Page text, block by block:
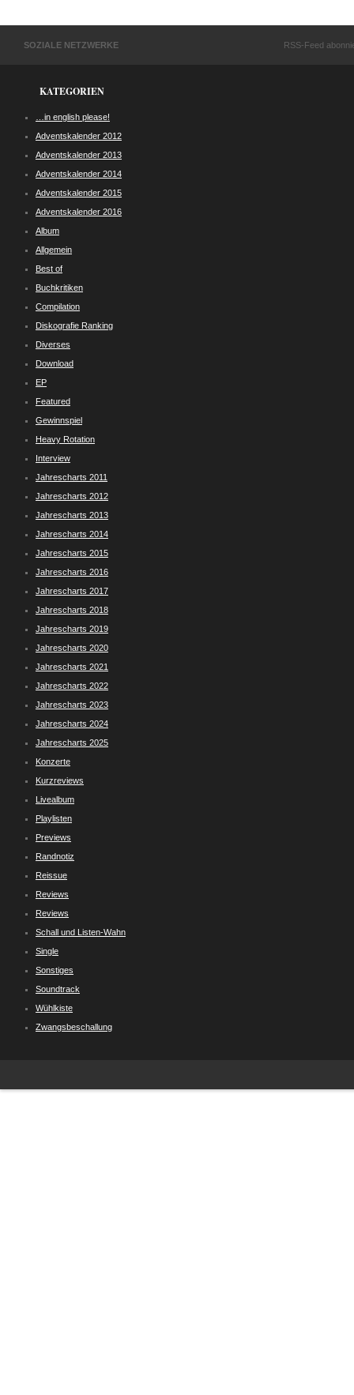
SOZIALE NETZWERKE RSS-Feed
KATEGORIEN
…in english please!
Adventskalender 2012
Adventskalender 2013
Adventskalender 2014
Adventskalender 2015
Adventskalender 2016
Album
Allgemein
Best of
Buchkritiken
Compilation
Diskografie Ranking
Diverses
Download
EP
Featured
Gewinnspiel
Heavy Rotation
Interview
Jahrescharts 2011
Jahrescharts 2012
Jahrescharts 2013
Jahrescharts 2014
Jahrescharts 2015
Jahrescharts 2016
Jahrescharts 2017
Jahrescharts 2018
Jahrescharts 2019
Jahrescharts 2020
Jahrescharts 2021
Jahrescharts 2022
Jahrescharts 2023
Jahrescharts 2024
Jahrescharts 2025
Konzerte
Kurzreviews
Livealbum
Playlisten
Previews
Randnotiz
Reissue
Reviews
Reviews
Schall und Listen-Wahn
Single
Sonstiges
Soundtrack
Wühlkiste
Zwangsbeschallung